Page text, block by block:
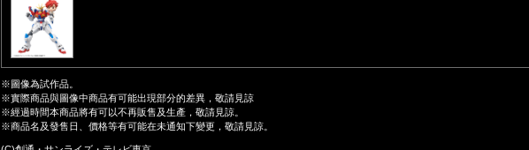
※圖像為試作品。
※實際商品與圖像中商品有可能出現部分的差異，敬請見諒
※經過時間本商品將有可以不再販售及生產，敬請見諒。
※商品名及發售日、價格等有可能在未通知下變更，敬請見諒。